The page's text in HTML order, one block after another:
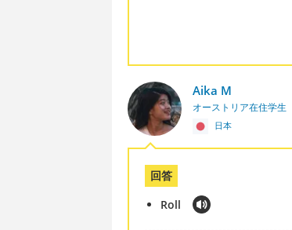
Aika M
オーストリア在住学生
日本
回答
Roll